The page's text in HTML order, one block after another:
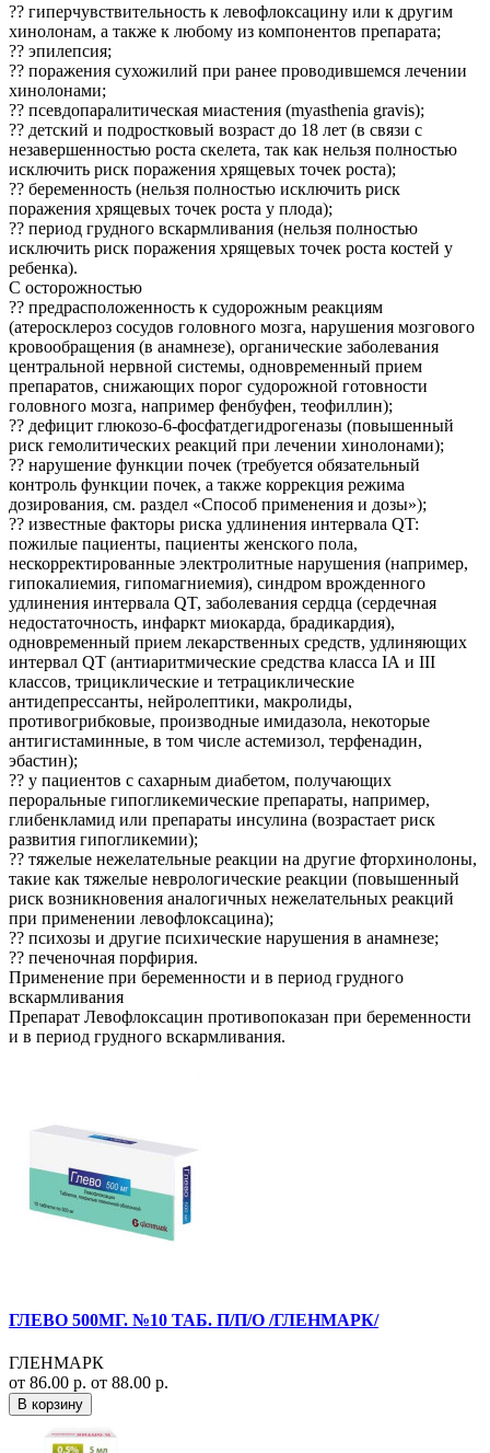
?? гиперчувствительность к левофлоксацину или к другим
хинолонам, а также к любому из компонентов препарата;
?? эпилепсия;
?? поражения сухожилий при ранее проводившемся лечении
хинолонами;
?? псевдопаралитическая миастения (myasthenia gravis);
?? детский и подростковый возраст до 18 лет (в связи с
незавершенностью роста скелета, так как нельзя полностью
исключить риск поражения хрящевых точек роста);
?? беременность (нельзя полностью исключить риск
поражения хрящевых точек роста у плода);
?? период грудного вскармливания (нельзя полностью
исключить риск поражения хрящевых точек роста костей у
ребенка).
С осторожностью
?? предрасположенность к судорожным реакциям
(атеросклероз сосудов головного мозга, нарушения мозгового
кровообращения (в анамнезе), органические заболевания
центральной нервной системы, одновременный прием
препаратов, снижающих порог судорожной готовности
головного мозга, например фенбуфен, теофиллин);
?? дефицит глюкозо-6-фосфатдегидрогеназы (повышенный
риск гемолитических реакций при лечении хинолонами);
?? нарушение функции почек (требуется обязательный
контроль функции почек, а также коррекция режима
дозирования, см. раздел «Способ применения и дозы»);
?? известные факторы риска удлинения интервала QT:
пожилые пациенты, пациенты женского пола,
нескорректированные электролитные нарушения (например,
гипокалиемия, гипомагниемия), синдром врожденного
удлинения интервала QT, заболевания сердца (сердечная
недостаточность, инфаркт миокарда, брадикардия),
одновременный прием лекарственных средств, удлиняющих
интервал QT (антиаритмические средства класса IА и III
классов, трициклические и тетрациклические
антидепрессанты, нейролептики, макролиды,
противогрибковые, производные имидазола, некоторые
антигистаминные, в том числе астемизол, терфенадин,
эбастин);
?? у пациентов с сахарным диабетом, получающих
пероральные гипогликемические препараты, например,
глибенкламид или препараты инсулина (возрастает риск
развития гипогликемии);
?? тяжелые нежелательные реакции на другие фторхинолоны,
такие как тяжелые неврологические реакции (повышенный
риск возникновения аналогичных нежелательных реакций
при применении левофлоксацина);
?? психозы и другие психические нарушения в анамнезе;
?? печеночная порфирия.
Применение при беременности и в период грудного
вскармливания
Препарат Левофлоксацин противопоказан при беременности
и в период грудного вскармливания.
ГЛЕВО 500МГ. №10 ТАБ. П/П/О /ГЛЕНМАРК/
ГЛЕНМАРК
от 86.00 р. от 88.00 р.
В корзину